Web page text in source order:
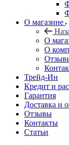
О магазине
О
О
Трейд-Ин
Кредит и
Гарантия
Доставка и
Отзывы
Контакты
Статьи